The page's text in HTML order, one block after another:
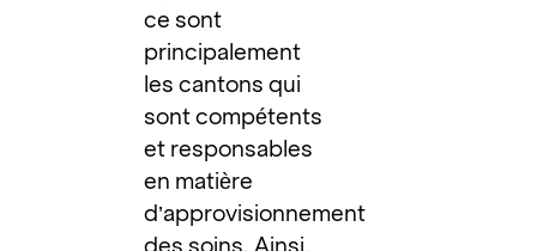
ce sont
principalement
les cantons qui
sont compétents
et responsables
en matière
d’approvisionnement
des soins. Ainsi,